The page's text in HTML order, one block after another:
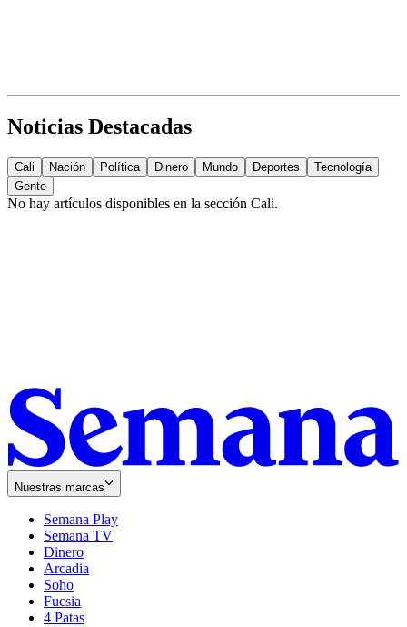
Noticias Destacadas
Cali Nación Política Dinero Mundo Deportes
Tecnología
Gente
No hay artículos disponibles en la sección Cali.
Nuestras marcas
Semana Play
Semana TV
Dinero
Arcadia
Soho
in
new
Fucsia
in
4 Patas